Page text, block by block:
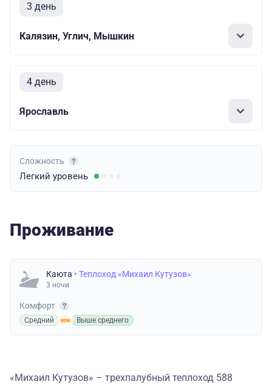
3 день
Калязин, Углич, Мышкин
4 день
Ярославль
Сложность
Легкий уровень
Проживание
Каюта • Теплоход «Михаил Кутузов»
3 ночи
Комфорт
Средний Выше среднего
«Михаил Кутузов» – трехпалубный теплоход 588